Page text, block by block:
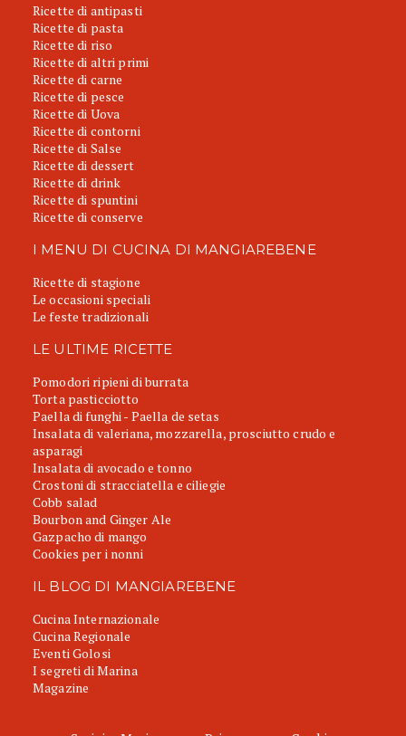
Ricette di antipasti
Ricette di pasta
Ricette di riso
Ricette di altri primi
Ricette di carne
Ricette di pesce
Ricette di Uova
Ricette di contorni
Ricette di Salse
Ricette di dessert
Ricette di drink
Ricette di spuntini
Ricette di conserve
I MENU DI CUCINA DI MANGIAREBENE
Ricette di stagione
Le occasioni speciali
Le feste tradizionali
LE ULTIME RICETTE
Pomodori ripieni di burrata
Torta pasticciotto
Paella di funghi - Paella de setas
Insalata di valeriana, mozzarella, prosciutto crudo e
asparagi
Insalata di avocado e tonno
Crostoni di stracciatella e ciliegie
Cobb salad
Bourbon and Ginger Ale
Gazpacho di mango
Cookies per i nonni
IL BLOG DI MANGIAREBENE
Cucina Internazionale
Cucina Regionale
Eventi Golosi
I segreti di Marina
Magazine